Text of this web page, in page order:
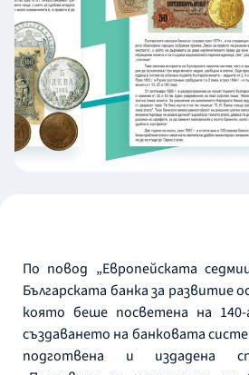
По повод „Европейската
Българската банка за развитие
която беше посветена на
създаването на банковата
подготвена и издадена